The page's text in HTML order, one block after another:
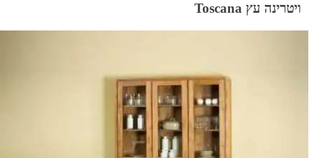
ויטרינה עץ Toscana